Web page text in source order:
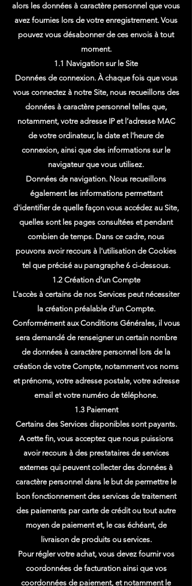
alors les données à caractère personnel que vous
avez fournies lors de votre enregistrement. Vous
pouvez vous désabonner de ces envois à tout
moment.
1.1 Navigation sur le Site
Données de connexion. À chaque fois que vous
vous connectez à notre Site, nous recueillons des
données à caractère personnel telles que,
notamment, votre adresse IP et l’adresse MAC
de votre ordinateur, la date et l'heure de
connexion, ainsi que des informations sur le
navigateur que vous utilisez.
Données de navigation. Nous recueillons
également les informations permettant
d'identifier de quelle façon vous accédez au Site,
quelles sont les pages consultées et pendant
combien de temps. Dans ce cadre, nous
pouvons avoir recours à l'utilisation de Cookies
tel que précisé au paragraphe 6 ci-dessous.
1.2 Création d’un Compte
L’accès à certains de nos Services peut nécessiter
la création préalable d’un Compte.
Conformément aux Conditions Générales, il vous
sera demandé de renseigner un certain nombre
de données à caractère personnel lors de la
création de votre Compte, notamment vos noms
et prénoms, votre adresse postale, votre adresse
email et votre numéro de téléphone.
1.3 Paiement
Certains des Services disponibles sont payants.
A cette fin, vous acceptez que nous puissions
avoir recours à des prestataires de services
externes qui peuvent collecter des données à
caractère personnel dans le but de permettre le
bon fonctionnement des services de traitement
des paiements par carte de crédit ou tout autre
moyen de paiement et, le cas échéant, de
livraison de produits ou services.
Pour régler votre achat, vous devez fournir vos
coordonnées de facturation ainsi que vos
coordonnées de paiement, et notamment le